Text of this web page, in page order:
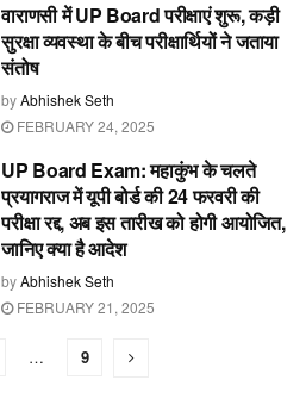
वाराणसी में UP Board परीक्षाएं शुरू, कड़ी
सुरक्षा व्यवस्था के बीच परीक्षार्थियों ने जताया
संतोष
byAbhishek Seth
FEBRUARY 24, 2025
UP Board Exam: महाकुंभ के चलते
प्रयागराज में यूपी बोर्ड की 24 फरवरी की
परीक्षा रद्द, अब इस तारीख को होगी आयोजित,
जानिए क्या है आदेश
byAbhishek Seth
FEBRUARY 21, 2025
… 9